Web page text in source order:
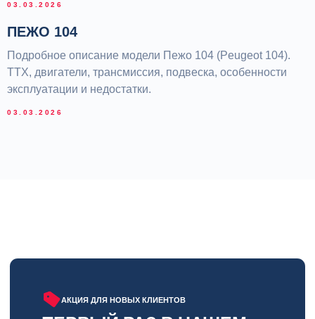
03.03.2026
ПЕЖО 104
Подробное описание модели Пежо 104 (Peugeot 104).
ТТХ, двигатели, трансмиссия, подвеска, особенности
эксплуатации и недостатки.
03.03.2026